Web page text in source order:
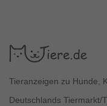
Tieranzeigen zu Hunde,
Deutschlands Tiermarkt/